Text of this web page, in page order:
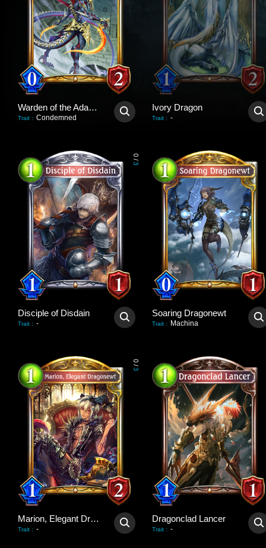
Warden of the Adamant Claw
Trait : Condemned
Ivory Dragon
Trait : -
0
/
3
Disciple of Disdain
Trait : -
Soaring Dragonewt
Trait : Machina
0
/
3
Marion, Elegant Dragonewt
Trait : -
Dragonclad Lancer
Trait : -